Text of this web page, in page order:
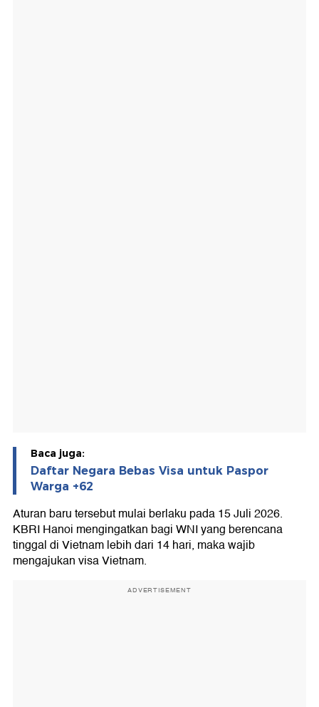
Baca juga:
Daftar Negara Bebas Visa untuk Paspor
Warga +62
Aturan baru tersebut mulai berlaku pada 15 Juli 2026.
KBRI Hanoi mengingatkan bagi WNI yang berencana
tinggal di Vietnam lebih dari 14 hari, maka wajib
mengajukan visa Vietnam.
ADVERTISEMENT